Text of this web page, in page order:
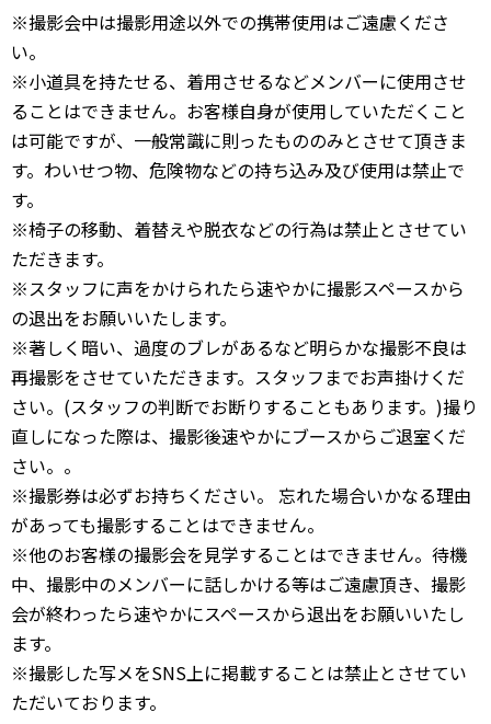
※撮影会中は撮影用途以外での携帯使用はご遠慮くださ
い。
※小道具を持たせる、着用させるなどメンバーに使用させ
ることはできません。お客様自身が使用していただくこと
は可能ですが、一般常識に則ったもののみとさせて頂きま
す。わいせつ物、危険物などの持ち込み及び使用は禁止で
す。
※椅子の移動、着替えや脱衣などの行為は禁止とさせてい
ただきます。
※スタッフに声をかけられたら速やかに撮影スペースから
の退出をお願いいたします。
※著しく暗い、過度のブレがあるなど明らかな撮影不良は
再撮影をさせていただきます。スタッフまでお声掛けくだ
さい。(スタッフの判断でお断りすることもあります。)撮り
直しになった際は、撮影後速やかにブースからご退室くだ
さい。。
※撮影券は必ずお持ちください。 忘れた場合いかなる理由
があっても撮影することはできません。
※他のお客様の撮影会を見学することはできません。待機
中、撮影中のメンバーに話しかける等はご遠慮頂き、撮影
会が終わったら速やかにスペースから退出をお願いいたし
ます。
※撮影した写メをSNS上に掲載することは禁止とさせてい
ただいております。